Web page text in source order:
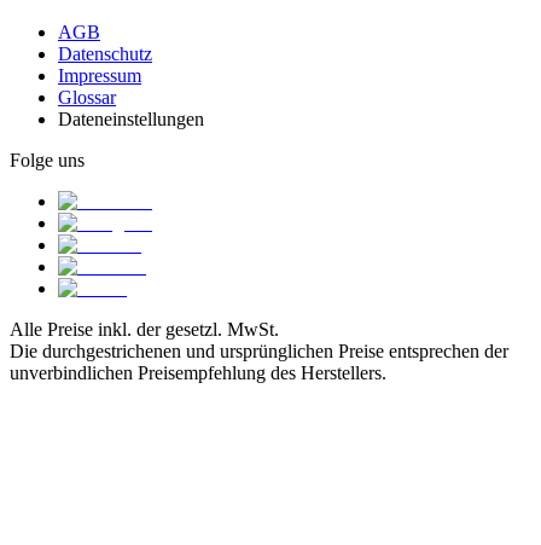
AGB
Datenschutz
Impressum
Glossar
Dateneinstellungen
Folge uns
Alle Preise inkl. der gesetzl. MwSt.
Die durchgestrichenen und ursprünglichen Preise entsprechen der
unverbindlichen Preisempfehlung des Herstellers.